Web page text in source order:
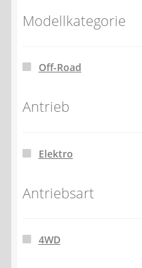
Modellkategorie
Off-Road
Antrieb
Elektro
Antriebsart
4WD